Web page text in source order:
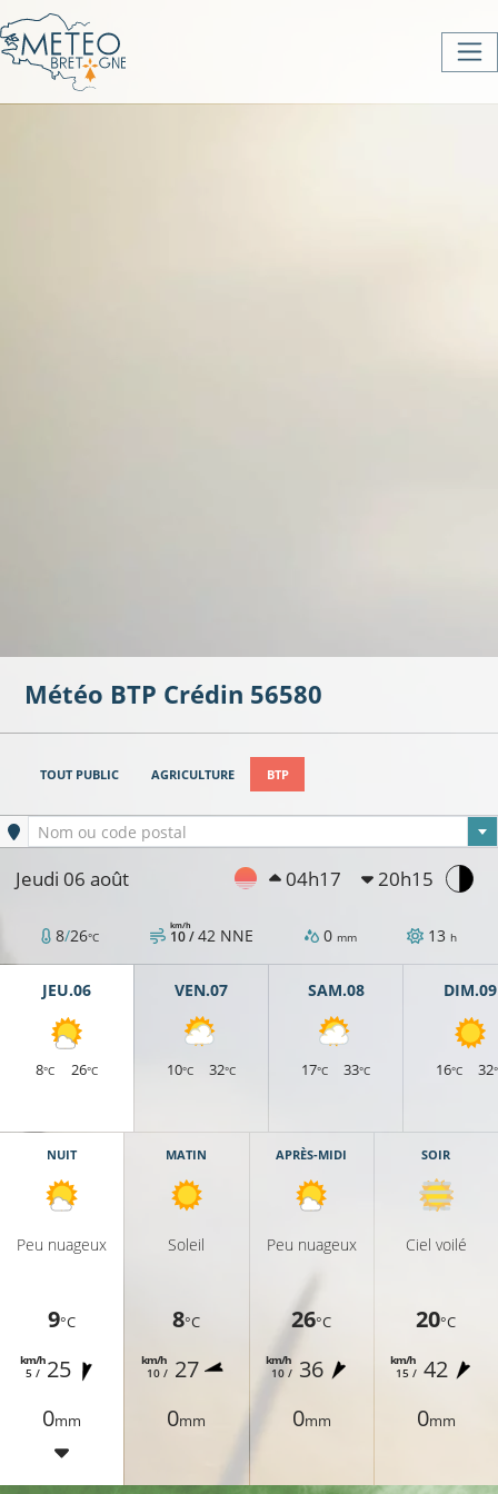
Météo BTP Crédin 56580
TOUT PUBLIC AGRICULTURE BTP
Ville sélectionnée
Nom ou code postal
Jeudi 06 août 04h17 20h15
8/26°C 10 /
km/h 42 NNE 0 mm 13 h
JEU.06
8°C 26°C
VEN.07
10°C 32°C
SAM.08
17°C 33°C
DIM.09
16°C 32
NUIT
Peu nuageux
9°C
5 /
km/h25
0mm
MATIN
Soleil
8°C
10 /
km/h 27
0mm
APRÈS-MIDI
Peu nuageux
26°C
10 /
km/h 36
0mm
SOIR
Ciel voilé
20°C
15 /
km/h 42
0mm